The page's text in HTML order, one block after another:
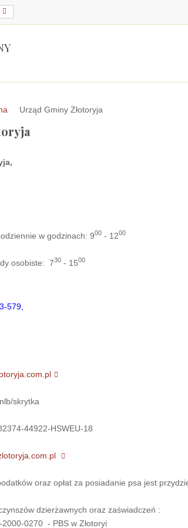
Urząd Gminy Złotoryja
w godzinach: 900 - 1200
osobiste: 730 - 1500
579,
skrytka
44922-HSWEU-18
oraz opłat za posiadanie psa jest
dzierżawnych oraz zaświadczeń :
0270 - PBS w Złotoryi